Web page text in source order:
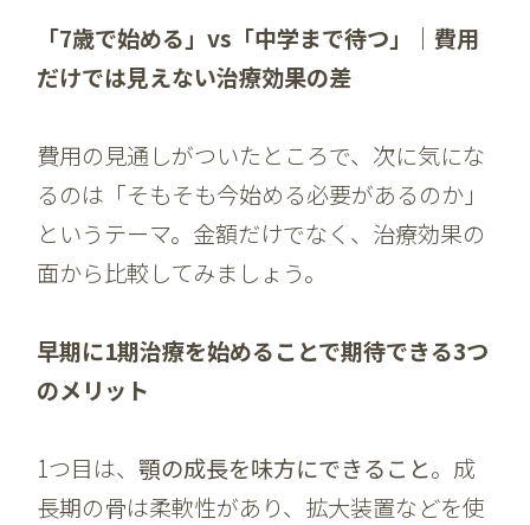
「7歳で始める」vs「中学まで待つ」｜費用
だけでは見えない治療効果の差
費用の見通しがついたところで、次に気にな
るのは「そもそも今始める必要があるのか」
というテーマ。金額だけでなく、治療効果の
面から比較してみましょう。
早期に1期治療を始めることで期待できる3つ
のメリット
1つ目は、顎の成長を味方にできること。成
長期の骨は柔軟性があり、拡大装置などを使